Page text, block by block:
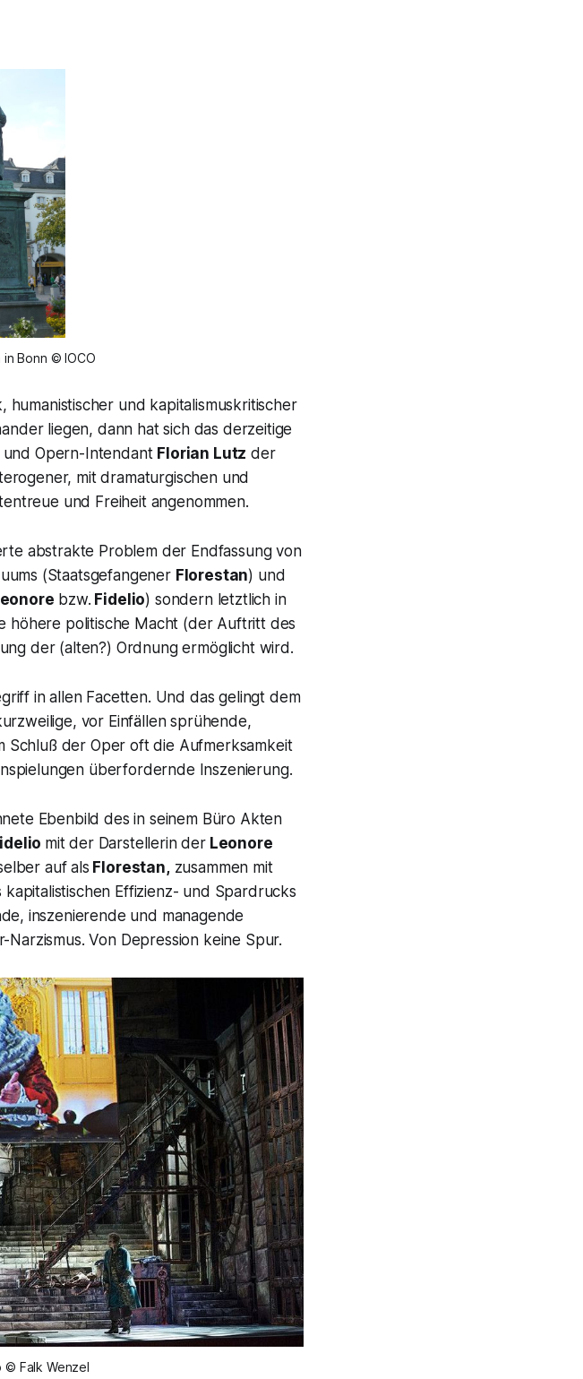
Bonn © IOCO
humanistischer und kapitalismuskritischer
liegen, dann hat sich das derzeitige
Opern-Intendant Florian Lutz der
mit dramaturgischen und
und Freiheit angenommen.
abstrakte Problem der Endfassung von
(Staatsgefangener Florestan) und
bzw. Fidelio) sondern letztlich in
höhere politische Macht (der Auftritt des
der (alten?) Ordnung ermöglicht wird.
in allen Facetten. Und das gelingt dem
vor Einfällen sprühende,
Schluß der Oper oft die Aufmerksamkeit
überfordernde Inszenierung.
Ebenbild des in seinem Büro Akten
mit der Darstellerin derLeonore
auf als Florestan, zusammen mit
Effizienz- und Spardrucks
inszenierende und managende
Von Depression keine Spur.
© Falk Wenzel